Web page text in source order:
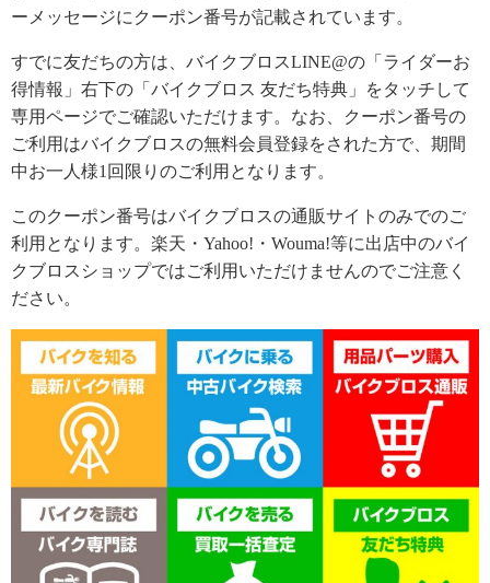
ーメッセージにクーポン番号が記載されています。
すでに友だちの方は、バイクブロスLINE@の「ライダーお
得情報」右下の「バイクブロス 友だち特典」をタッチして
専用ページでご確認いただけます。なお、クーポン番号の
ご利用はバイクブロスの無料会員登録をされた方で、期間
中お一人様1回限りのご利用となります。
このクーポン番号はバイクブロスの通販サイトのみでのご
利用となります。楽天・Yahoo!・Wouma!等に出店中のバイ
クブロスショップではご利用いただけませんのでご注意く
ださい。